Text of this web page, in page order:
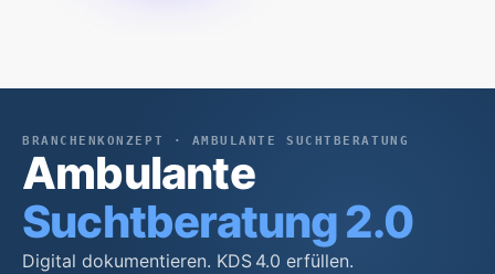
BRANCHENKONZEPT · AMBULANTE SUCHTBERATUNG
Ambulante
Suchtberatung 2.0
Digital dokumentieren. KDS 4.0 erfüllen.